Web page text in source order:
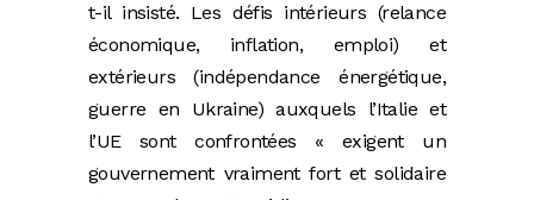
t-il insisté. Les défis intérieurs (relance
économique, inflation, emploi) et
extérieurs (indépendance énergétique,
guerre en Ukraine) auxquels l’Italie et
l’UE sont confrontées « exigent un
gouvernement vraiment fort et solidaire